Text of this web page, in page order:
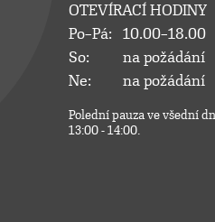
OTEVÍRACÍ HODINY
Po–Pá:
10.00–18.00
So:
na požádání
Ne:
na požádání
Polední pauza ve všední
13:00 - 14:00.